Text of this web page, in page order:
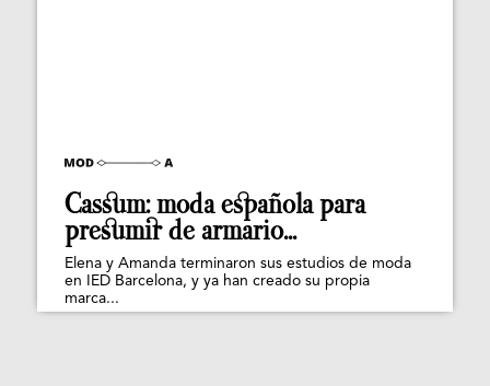
Cassum: moda española para
presumir de armario...
Elena y Amanda terminaron sus estudios de moda
en IED Barcelona, y ya han creado su propia
marca...